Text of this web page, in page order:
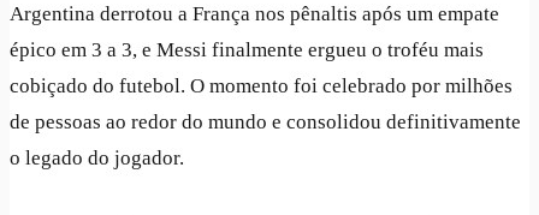
Argentina derrotou a França nos pênaltis após um empate
épico em 3 a 3, e Messi finalmente ergueu o troféu mais
cobiçado do futebol. O momento foi celebrado por milhões
de pessoas ao redor do mundo e consolidou definitivamente
o legado do jogador.